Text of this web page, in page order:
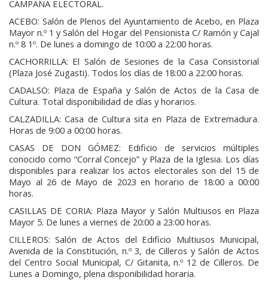
CAMPAÑA ELECTORAL.
ACEBO: Salón de Plenos del Ayuntamiento de Acebo, en Plaza
Mayor n.º 1 y Salón del Hogar del Pensionista C/ Ramón y Cajal
n.º 8 1º. De lunes a domingo de 10:00 a 22:00 horas.
CACHORRILLA: El Salón de Sesiones de la Casa Consistorial
(Plaza José Zugasti). Todos los días de 18:00 a 22:00 horas.
CADALSO: Plaza de España y Salón de Actos de la Casa de
Cultura. Total disponibilidad de días y horarios.
CALZADILLA: Casa de Cultura sita en Plaza de Extremadura.
Horas de 9:00 a 00:00 horas.
CASAS DE DON GÓMEZ: Edificio de servicios múltiples
conocido como “Corral Concejo” y Plaza de la Iglesia. Los días
disponibles para realizar los actos electorales son del 15 de
Mayo al 26 de Mayo de 2023 en horario de 18:00 a 00:00
horas.
CASILLAS DE CORIA: Plaza Mayor y Salón Multiusos en Plaza
Mayor 5. De lunes a viernes de 20:00 a 23:00 horas.
CILLEROS: Salón de Actos del Edificio Multiusos Municipal,
Avenida de la Constitución, n.º 3, de Cilleros y Salón de Actos
del Centro Social Municipal, C/ Gitanita, n.º 12 de Cilleros. De
Lunes a Domingo, plena disponibilidad horaria.